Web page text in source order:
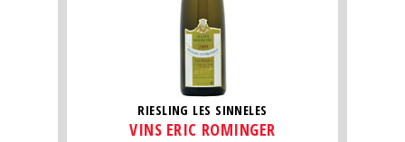
RIESLING LES SINNELES
VINS ERIC ROMINGER